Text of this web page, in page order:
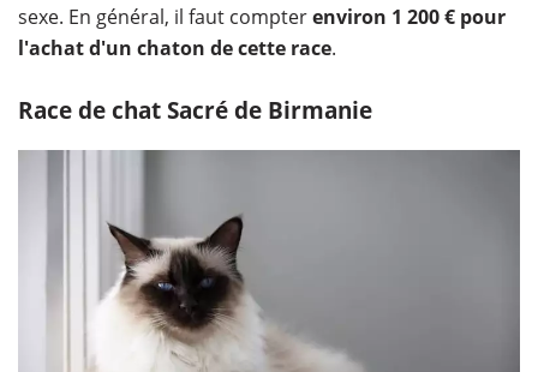
sexe. En général, il faut compterenviron 1 200 € pour
l'achat d'un chaton de cette race.
Race de chat Sacré de Birmanie